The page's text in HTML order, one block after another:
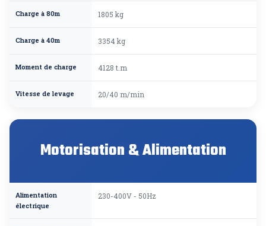
Charge à 80m 1805 kg
Charge à 40m 3354 kg
Moment de charge 4128 t.m
Vitesse de levage 20/40 m/min
Motorisation & Alimentation
Alimentation
électrique
230-400V - 50Hz